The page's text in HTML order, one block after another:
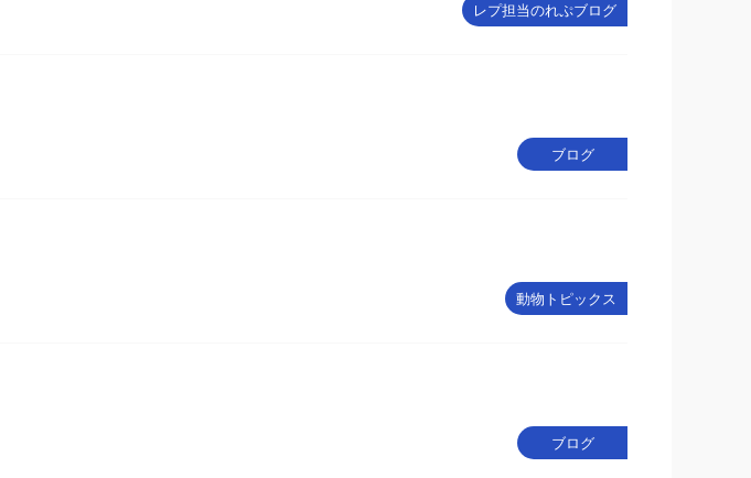
レプ担当のれぷブログ
ブログ
動物トピックス
ブログ